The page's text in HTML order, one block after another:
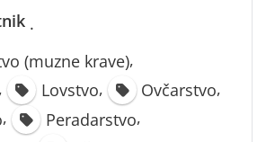
·
(muzne krave),
, Lovstvo, Ovčarstvo,
, Peradarstvo,